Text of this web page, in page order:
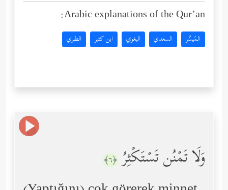
Arabic explanations of the Qur’an:
المُيسَّر السعدي البغوي ابن كثير الطبري
وَلَا تَمۡنُن تَسۡتَكۡثِرُ ﴿٦﴾